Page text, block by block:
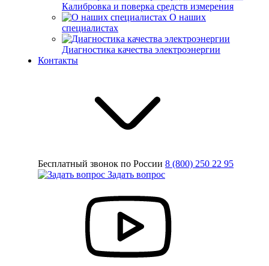
Калибровка и поверка средств измерения
О наших
специалистах
Диагностика качества электроэнергии
Контакты
Бесплатный звонок по России 8 (800) 250 22 95
Задать вопрос